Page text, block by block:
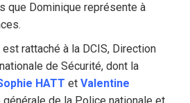
que Dominique représente à
rattaché à la DCIS, Direction
de Sécurité, dont la
HATT et Valentine